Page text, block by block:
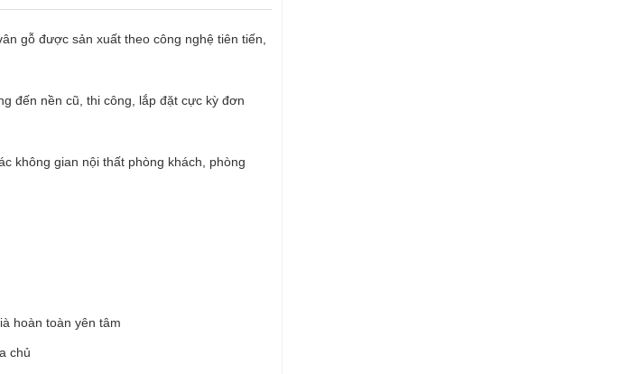
gỗ được sản xuất theo công nghệ tiên tiến,
đến nền cũ, thi công, lắp đặt cực kỳ đơn
không gian nội thất phòng khách, phòng
hoàn toàn yên tâm
chủ